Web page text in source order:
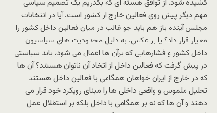
کشیده شود. از توافق هسته ای که بگذریم یک تصمیم سیاسی
مهم دیگر پیش روی فعالین خارج از کشور است. آیا در انتخابات
مجلس آینده باز هم باید جو غالب در میان فعالین داخل کشور را
معیار قرار داد؟ یا بر عکس، به دلیل محدودیت های سیاسیون
داخل کشور و فشارهایی که برآن ها اعمال می شود، باید سیاستی
در پیش گرفت که فعالین داخل از اتخاذ آن ناتوان هستند؟ آن ها
که در خارج از ایران خواهان همگامی با فعالین داخل هستند
تحلیل ملموس و واقعی داخلی ها را مبنای رویکرد خود قرار می
دهند و آن ها که نه بر همگامی با داخل بلکه بر استقلال عمل